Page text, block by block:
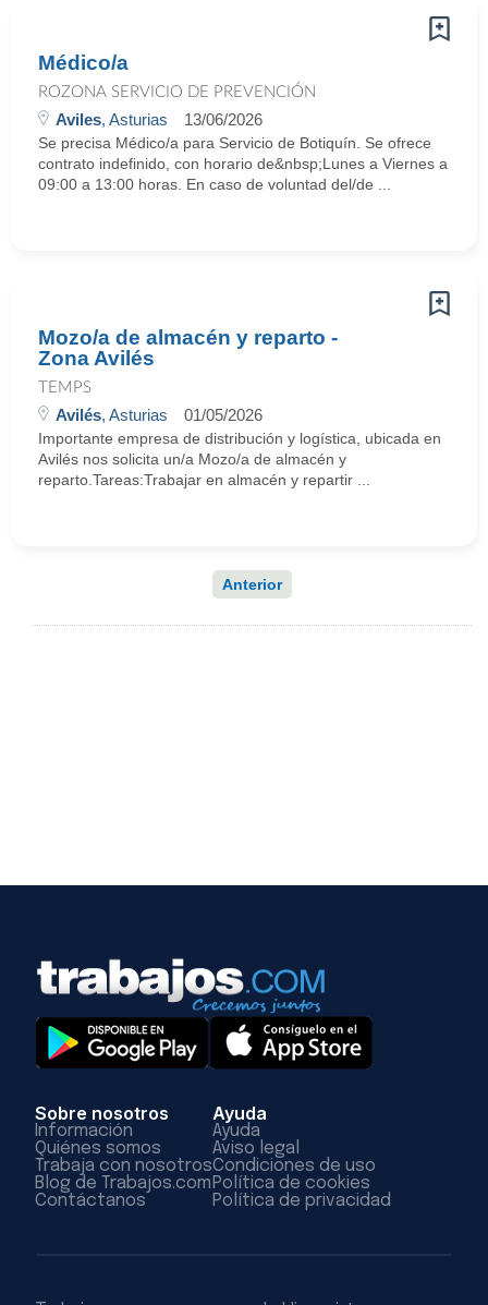
Médico/a
ROZONA SERVICIO DE PREVENCIÓN
Aviles, Asturias 13/06/2026
Se precisa Médico/a para Servicio de Botiquín. Se ofrece
contrato indefinido, con horario de&nbsp;Lunes a Viernes a
09:00 a 13:00 horas. En caso de voluntad del/de ...
Mozo/a de almacén y reparto -
Zona Avilés
TEMPS
Avilés, Asturias 01/05/2026
Importante empresa de distribución y logística, ubicada en
Avilés nos solicita un/a Mozo/a de almacén y
reparto.Tareas:Trabajar en almacén y repartir ...
Anterior
Sobre nosotros
Información
Quiénes somos
Trabaja con nosotros
Blog de Trabajos.com
Contáctanos
Ayuda
Ayuda
Aviso legal
Condiciones de uso
Política de cookies
Política de privacidad